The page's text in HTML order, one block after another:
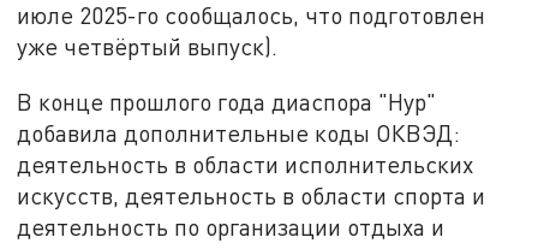
июле 2025-го сообщалось, что подготовлен
уже четвёртый выпуск).
В конце прошлого года диаспора "Нур"
добавила дополнительные коды ОКВЭД:
деятельность в области исполнительских
искусств, деятельность в области спорта и
деятельность по организации отдыха и